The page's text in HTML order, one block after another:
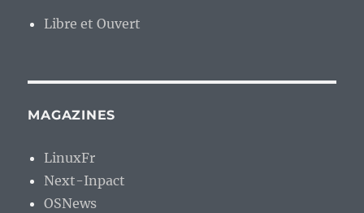
Libre et Ouvert
MAGAZINES
LinuxFr
Next-Inpact
OSNews